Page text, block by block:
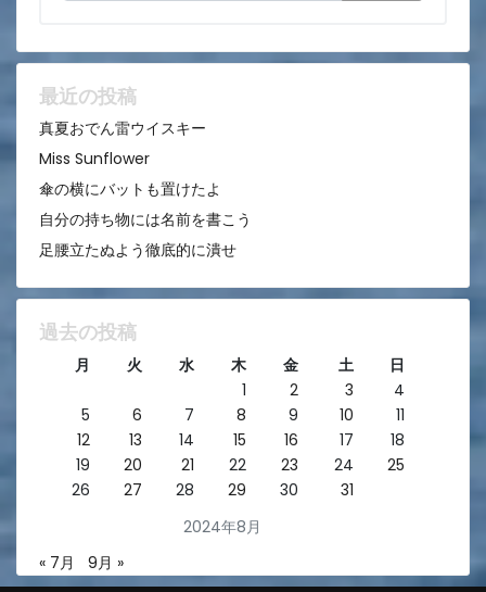
ョ
ン
最近の投稿
真夏おでん雷ウイスキー
Miss Sunflower
傘の横にバットも置けたよ
自分の持ち物には名前を書こう
足腰立たぬよう徹底的に潰せ
過去の投稿
2024年8月
月 火 水 木 金 土
日
1
2 3
4
5
6 7 8 9 10
11
12
13 14 15 16 17
18
19
20 21 22 23 24
25
26
27 28 29 30 31
« 7月 9月 »